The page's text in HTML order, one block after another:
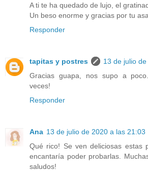
A ti te ha quedado de lujo, el
Un beso enorme y gracias por tu
Responder
tapitas y postres
13 de julio
Gracias guapa, nos supo a
veces!
Responder
Ana 13 de julio de 2020 a las 21:03
Qué rico! Se ven deliciosas estas
encantaría poder probarlas.
saludos!